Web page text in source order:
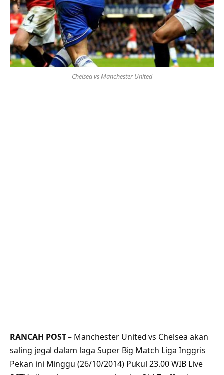
Chelsea vs Manchester United
RANCAH POST– Manchester United vs Chelsea akan
saling jegal dalam laga Super Big Match Liga Inggris
Pekan ini Minggu (26/10/2014) Pukul 23.00 WIB Live